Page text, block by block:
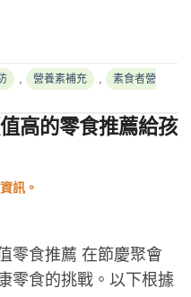
營養素補充
素食者營
高的零食推薦給孩
零食推薦 在節慶聚會
零食的挑戰。以下根據